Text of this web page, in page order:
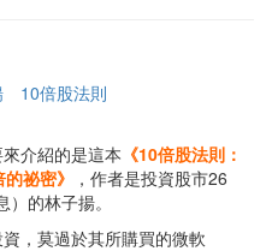
10倍股法則
介紹的是這本 《10倍股法則：
祕密》
，作者是投資股市26
的林子揚。
，莫過於其所購買的微軟